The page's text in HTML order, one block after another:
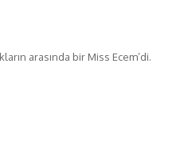
arasında bir Miss Ecem’di.